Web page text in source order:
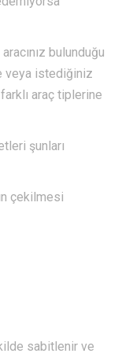
bulunduğu
veya istediğiniz
araç tiplerine
şunları
çekilmesi
sabitlenir ve